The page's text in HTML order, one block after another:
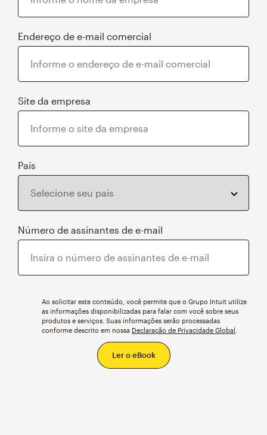
Endereço de e-mail comercial
Site da empresa
País
Número de assinantes de e-mail
Ao solicitar este conteúdo, você permite que o Grupo Intuit utilize
as informações disponibilizadas para falar com você sobre seus
produtos e serviços. Suas informações serão processadas
conforme descrito em nossa Declaração de Privacidade Global